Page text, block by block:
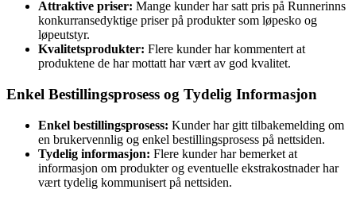
Attraktive priser: Mange kunder har satt pris på Runnerinns
konkurransedyktige priser på produkter som løpesko og
løpeutstyr.
Kvalitetsprodukter: Flere kunder har kommentert at
produktene de har mottatt har vært av god kvalitet.
Enkel Bestillingsprosess og Tydelig Informasjon
Enkel bestillingsprosess: Kunder har gitt tilbakemelding om
en brukervennlig og enkel bestillingsprosess på nettsiden.
Tydelig informasjon: Flere kunder har bemerket at
informasjon om produkter og eventuelle ekstrakostnader har
vært tydelig kommunisert på nettsiden.